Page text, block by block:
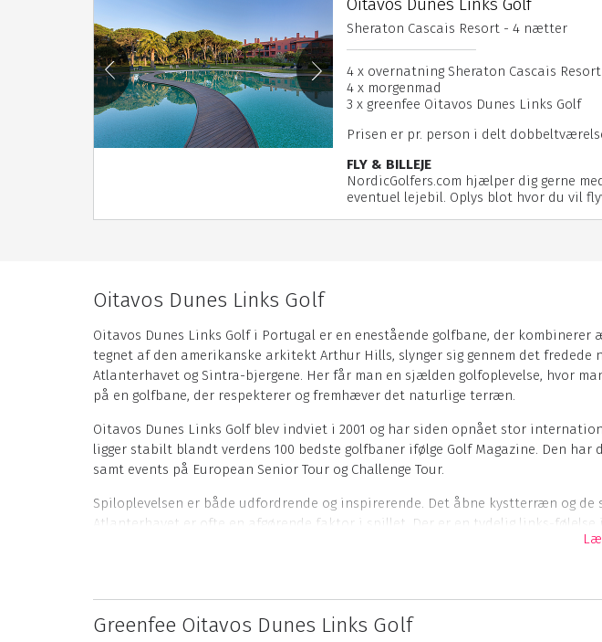
Sheraton Cascais Resort - 4 nætter
4 x overnatning Sheraton Cascais Resort
4 x morgenmad
3 x greenfee Oitavos Dunes Links Golf
Prisen er pr. person i delt
FLY & BILLEJE
NordicGolfers.com hjælper dig gerne
eventuel lejebil. Oplys blot hvor du vil
Oitavos Dunes Links Golf
Oitavos Dunes Links Golf i Portugal er en enestående golfbane, der
tegnet af den amerikanske arkitekt Arthur Hills, slynger sig gennem det
Atlanterhavet og Sintra-bjergene. Her får man en sjælden golfoplevelse, hvor
på en golfbane, der respekterer og fremhæver det naturlige terræn.
Oitavos Dunes Links Golf blev indviet i 2001 og har siden opnået stor
ligger stabilt blandt verdens 100 bedste golfbaner ifølge Golf Magazine. Den
samt events på European Senior Tour og Challenge Tour.
Spiloplevelsen er både udfordrende og inspirerende. Det åbne kystterræn og
Atlanterhavet er ofte en afgørende faktor i spillet. Der er en tydelig links-
på restaurant, bar og proshop – alt sammen med panoramaudsigt over både
Greenfee Oitavos Dunes Links Golf